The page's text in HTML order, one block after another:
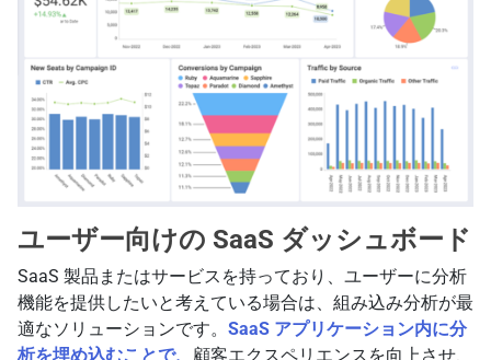
ユーザー向けの SaaS ダッシュボード
SaaS 製品またはサービスを持っており、ユーザーに分析
機能を提供したいと考えている場合は、組み込み分析が最
適なソリューションです。 SaaS アプリケーション内に分
析を埋め込むことで、 顧客エクスペリエンスを向上させ、